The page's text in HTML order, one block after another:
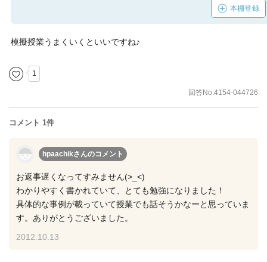
本棚登録
模擬授業うまくいくといいですね♪
1
回答No.4154-044726
コメント 1件
hpaachikさんのコメント
お返事遅くなってすみません(>_<)
わかりやすく書かれていて、とても勉強になりました！
具体的な事例が載っていて授業でも話そうかなーと思っていま
す。ありがとうございました。
2012.10.13